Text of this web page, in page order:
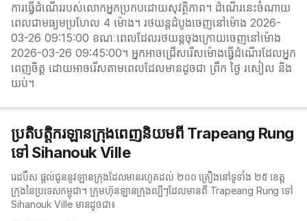
ការធ្វើដំណើររបស់លោកអ្នកប្រកបដោយសុវត្ថិភាព។ ដំណើរនេះចំណាយ
ពេលជាមធ្យមប្រហែល 4 ម៉ោង។ រថយន្តដំបូងចេញនៅម៉ោង 2026-
03-26 09:15:00 ខណៈពេលដែលរថយន្តចុងក្រោយចេញនៅម៉ោង
2026-03-26 09:45:00។ អ្នកអាចជ្រើសរើសម៉ោងធ្វើដំណើរដែលអ្នក
ពេញចិត្ត ដោយអាចរើសតាមពេលដែលមានដូចជា ព្រឹក ថ្ងៃ រសៀល និង
យប់។
ប្រតិបត្តិករឡានក្រុងពេញនិយមពី Trapeang Rung
ទៅ Sihanouk Ville
រេដបឹស ផ្តល់ជូននូវឡានក្រុងដែលមានរហូតដល់ ២០០ គ្រឿងនៅទូទាំង ២៥ ខេត្ត
ក្រុងនៃប្រទេសកម្ពុជា។ ក្រុមហ៊ុនឡានក្រុងល្បីៗដែលមានពី Trapeang Rung ទៅ
Sihanouk Ville មានដូចជា៖